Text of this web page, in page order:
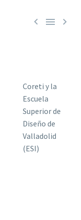
  
Coreti y la
Escuela
Superior de
Diseño de
Valladolid
(ESI)